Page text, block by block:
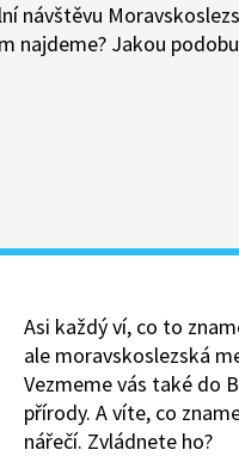
návštěvu
najdeme? Jakou
Asi každý ví, co to
ale moravskoslezská
Vezmeme vás také do
přírody. A víte, co
nářečí. Zvládnete ho?